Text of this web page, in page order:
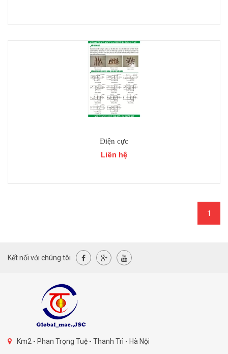
Điện cực
Liên hệ
1
Kết nối với chúng tôi
Km2 - Phan Trọng Tuệ - Thanh Trì - Hà Nội